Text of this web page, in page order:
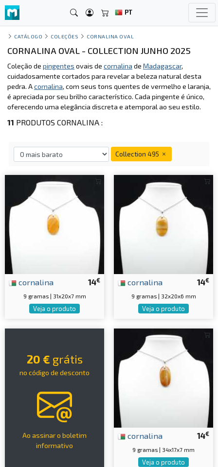
PT
CATÁLOGO COLEÇÕES CORNALINA OVAL
CORNALINA OVAL - COLLECTION JUNHO 2025
Coleção de pingentes ovais de cornalina de Madagascar,
cuidadosamente cortados para revelar a beleza natural desta
pedra. Acornalina, com seus tons quentes de vermelho e laranja,
é apreciada por seu brilho característico. Cada pingente é único,
oferecendo uma elegância discreta e atemporal ao seu estilo.
11 PRODUTOS CORNALINA :
Collection 495
14€
cornalina
9 gramas | 31x20x7 mm
Veja o produto
14€
cornalina
9 gramas | 32x20x6 mm
Veja o produto
20 € grátis
no código de desconto
Ao assinar o boletim
informativo
14€
cornalina
9 gramas | 34x17x7 mm
Veja o produto